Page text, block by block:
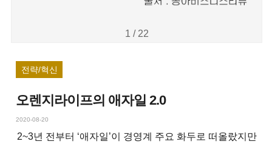
1 / 22
전략/혁신
오렌지라이프의 애자일 2.0
2020-08-20
2~3년 전부터 ‘애자일’이 경영계 주요 화두로 떠올랐지만